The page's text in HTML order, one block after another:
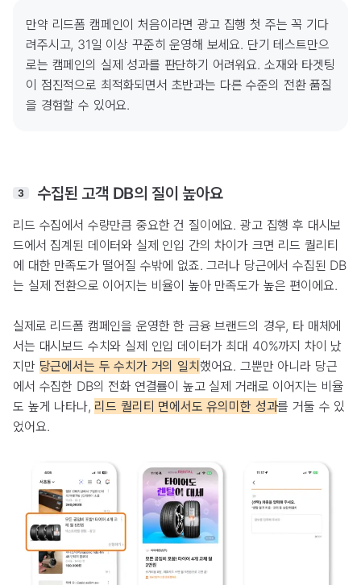
만약 리드폼 캠페인이 처음이라면 광고 집행 첫 주는 꼭 기다
려주시고, 31일 이상 꾸준히 운영해 보세요. 단기 테스트만으
로는 캠페인의 실제 성과를 판단하기 어려워요. 소재와 타겟팅
이 점진적으로 최적화되면서 초반과는 다른 수준의 전환 품질
을 경험할 수 있어요.
3 수집된 고객 DB의 질이 높아요
리드 수집에서 수량만큼 중요한 건 질이에요. 광고 집행 후 대시보
드에서 집계된 데이터와 실제 인입 간의 차이가 크면 리드 퀄리티
에 대한 만족도가 떨어질 수밖에 없죠. 그러나 당근에서 수집된 DB
는 실제 전환으로 이어지는 비율이 높아 만족도가 높은 편이에요.
실제로 리드폼 캠페인을 운영한 한 금융 브랜드의 경우, 타 매체에
서는 대시보드 수치와 실제 인입 데이터가 최대 40%까지 차이 났
지만 당근에서는 두 수치가 거의 일치했어요. 그뿐만 아니라 당근
에서 수집한 DB의 전화 연결률이 높고 실제 거래로 이어지는 비율
도 높게 나타나, 리드 퀄리티 면에서도 유의미한 성과를 거둘 수 있
었어요.